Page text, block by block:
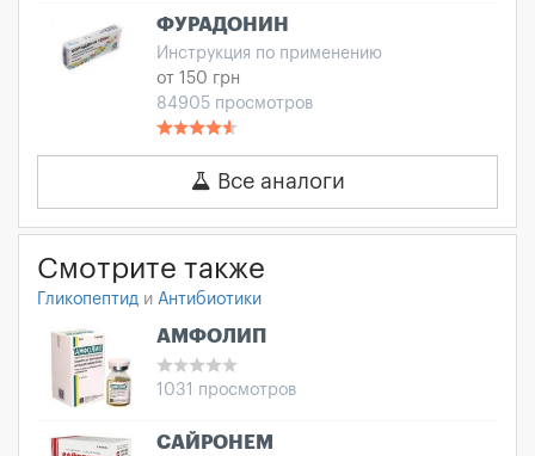
ФУРАДОНИН
Инструкция по применению
от 150 грн
84905 просмотров
Все аналоги
Смотрите также
Гликопептид и Антибиотики
АМФОЛИП
1031 просмотров
САЙРОНЕМ